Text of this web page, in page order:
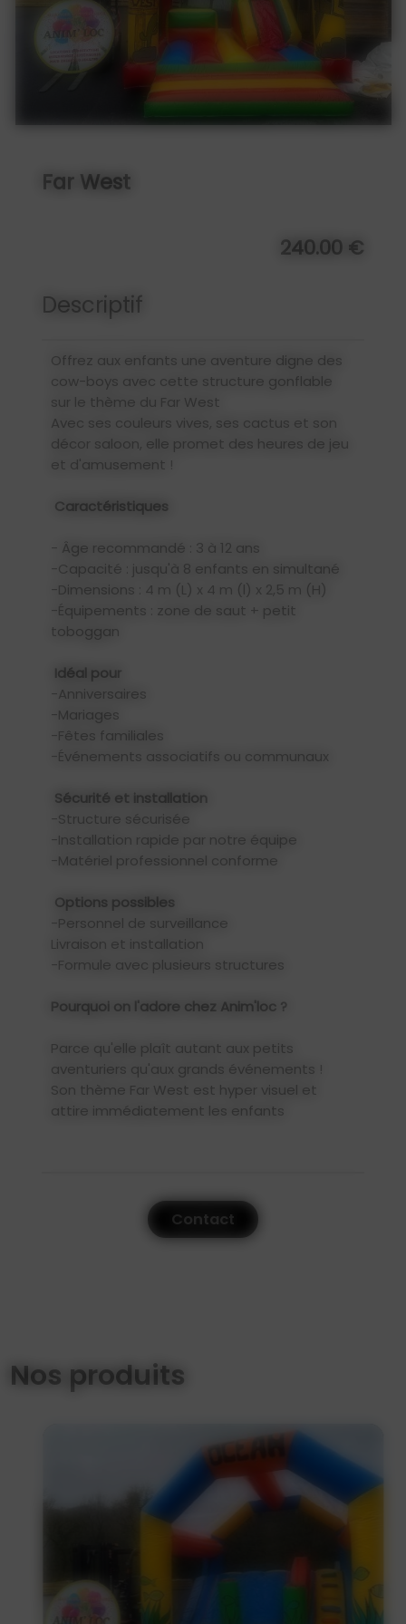
Far West
240.00 €
Descriptif
Offrez aux enfants une aventure digne des
cow-boys avec cette structure gonflable
sur le thème du Far West
Avec ses couleurs vives, ses cactus et son
décor saloon, elle promet des heures de jeu
et d'amusement !
Caractéristiques
- Âge recommandé : 3 à 12 ans
-Capacité : jusqu'à 8 enfants en simultané
-Dimensions : 4 m (L) x 4 m (l) x 2,5 m (H)
-Équipements : zone de saut + petit
toboggan
Idéal pour
-Anniversaires
-Mariages
-Fêtes familiales
-Événements associatifs ou communaux
Sécurité et installation
-Structure sécurisée
-Installation rapide par notre équipe
-Matériel professionnel conforme
Options possibles
-Personnel de surveillance
Livraison et installation
-Formule avec plusieurs structures
Pourquoi on l'adore chez Anim'loc ?
Parce qu'elle plaît autant aux petits
aventuriers qu'aux grands événements !
Son thème Far West est hyper visuel et
attire immédiatement les enfants
Contact
Nos produits